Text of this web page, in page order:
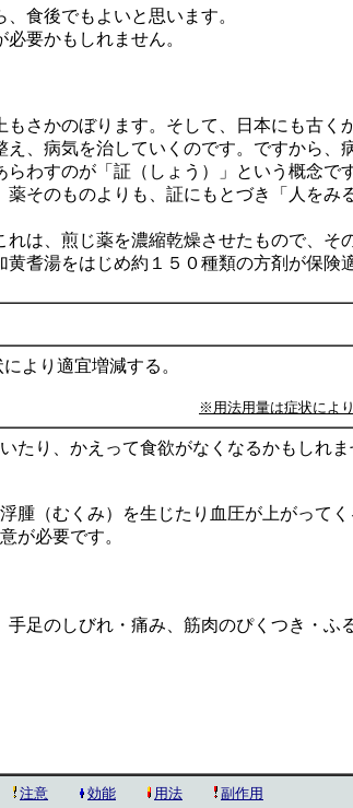
食後でもよいと思います。
要かもしれません。
さかのぼります。そして、日本にも古く
、病気を治していくのです。ですから、
わすのが「証（しょう）」という概念で
そのものよりも、証にもとづき「人をみ
は、煎じ薬を濃縮乾燥させたもので、そ
耆湯をはじめ約１５０種類の方剤が保険
より適宜増減する。
※用法用量は症状によ
たり、かえって食欲がなくなるかもしれ
腫（むくみ）を生じたり血圧が上がって
が必要です。
足のしびれ・痛み、筋肉のぴくつき・ふ
注意 効能 用法 副作用